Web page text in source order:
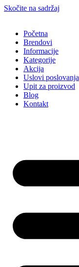
Skočite na sadržaj
Početna
Brendovi
Informacije
Kategorije
Akcija
Uslovi poslovanja
Upit za proizvod
Blog
Kontakt